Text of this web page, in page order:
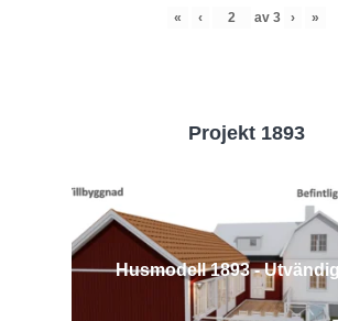
« ‹ av 3 › »
Projekt 1893
Husmodell 1893 -